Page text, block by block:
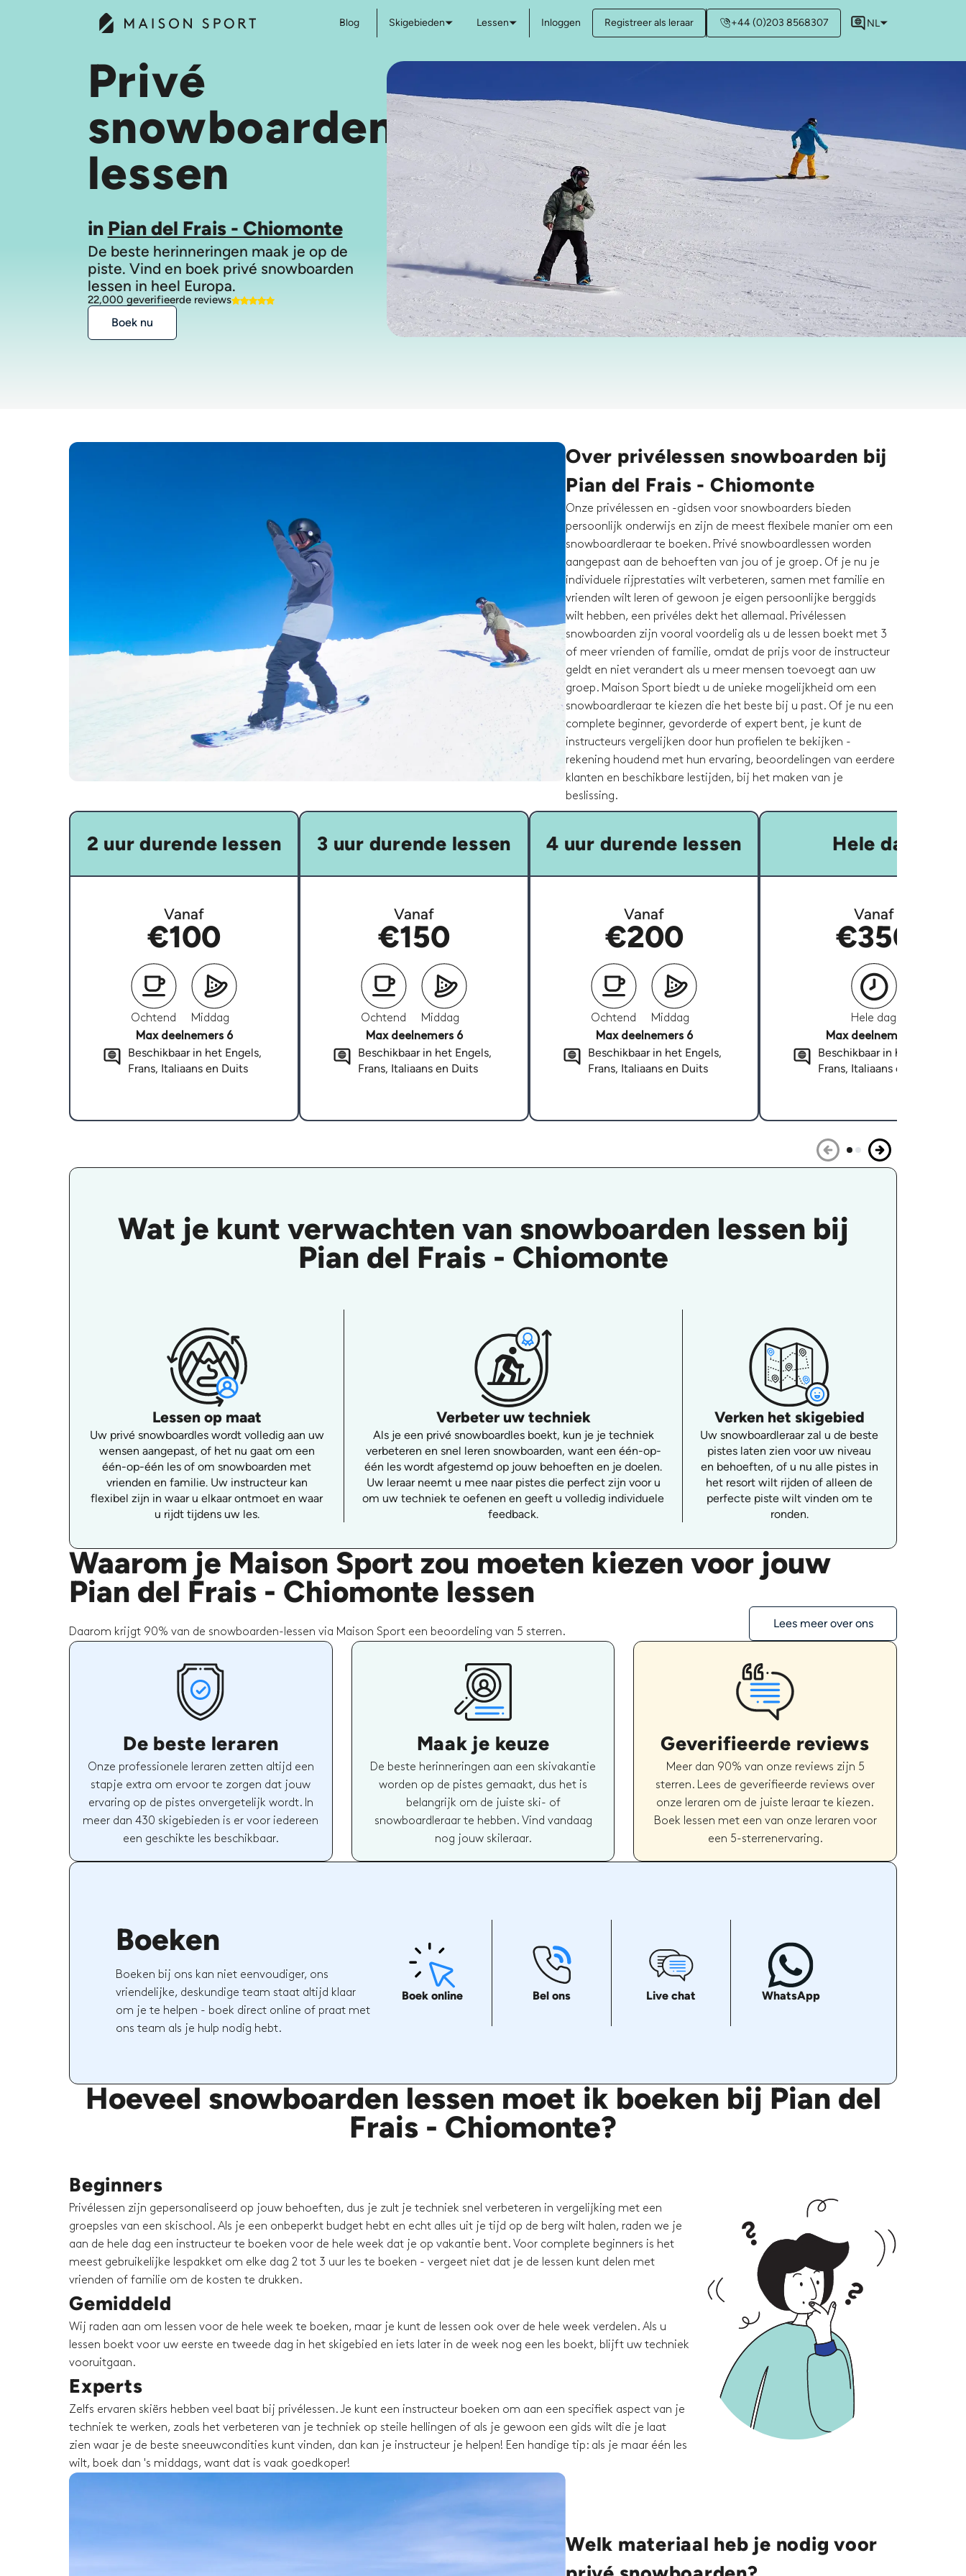
Blog Skigebieden Lessen Inloggen Registreer als leraar +44 (0)203 8568307 NL
Privé
snowboarden
lessen
in Pian del Frais - Chiomonte
De beste herinneringen maak je op de
piste. Vind en boek privé snowboarden
lessen in heel Europa.
22,000 geverifieerde reviews
Boek nu
Over privélessen snowboarden bij
Pian del Frais - Chiomonte
Onze privélessen en -gidsen voor snowboarders bieden
persoonlijk onderwijs en zijn de meest flexibele manier om een
snowboardleraar te boeken. Privé snowboardlessen worden
aangepast aan de behoeften van jou of je groep. Of je nu je
individuele rijprestaties wilt verbeteren, samen met familie en
vrienden wilt leren of gewoon je eigen persoonlijke berggids
wilt hebben, een privéles dekt het allemaal. Privélessen
snowboarden zijn vooral voordelig als u de lessen boekt met 3
of meer vrienden of familie, omdat de prijs voor de instructeur
geldt en niet verandert als u meer mensen toevoegt aan uw
groep. Maison Sport biedt u de unieke mogelijkheid om een
snowboardleraar te kiezen die het beste bij u past. Of je nu een
complete beginner, gevorderde of expert bent, je kunt de
instructeurs vergelijken door hun profielen te bekijken -
rekening houdend met hun ervaring, beoordelingen van eerdere
klanten en beschikbare lestijden, bij het maken van je
beslissing.
2 uur durende lessen
Vanaf
€100
Ochtend
Middag
Max deelnemers 6
Beschikbaar in het Engels,
Frans, Italiaans en Duits
3 uur durende lessen
Vanaf
€150
Ochtend
Middag
Max deelnemers 6
Beschikbaar in het Engels,
Frans, Italiaans en Duits
4 uur durende lessen
Vanaf
€200
Ochtend
Middag
Max deelnemers 6
Beschikbaar in het Engels,
Frans, Italiaans en Duits
Hele dag
Vanaf
€350
Hele dag
Max deelnemers 6
Beschikbaar in het Engels,
Frans, Italiaans en Duits
Wat je kunt verwachten van snowboarden lessen bij
Pian del Frais - Chiomonte
Lessen op maat
Uw privé snowboardles wordt volledig aan uw
wensen aangepast, of het nu gaat om een
één-op-één les of om snowboarden met
vrienden en familie. Uw instructeur kan
flexibel zijn in waar u elkaar ontmoet en waar
u rijdt tijdens uw les.
Verbeter uw techniek
Als je een privé snowboardles boekt, kun je je techniek
verbeteren en snel leren snowboarden, want een één-op-
één les wordt afgestemd op jouw behoeften en je doelen.
Uw leraar neemt u mee naar pistes die perfect zijn voor u
om uw techniek te oefenen en geeft u volledig individuele
feedback.
Verken het skigebied
Uw snowboardleraar zal u de beste
pistes laten zien voor uw niveau
en behoeften, of u nu alle pistes in
het resort wilt rijden of alleen de
perfecte piste wilt vinden om te
ronden.
Waarom je Maison Sport zou moeten kiezen voor jouw
Pian del Frais - Chiomonte lessen
Daarom krijgt 90% van de snowboarden-lessen via Maison Sport een beoordeling van 5 sterren.
Lees meer over ons
De beste leraren
Onze professionele leraren zetten altijd een
stapje extra om ervoor te zorgen dat jouw
ervaring op de pistes onvergetelijk wordt. In
meer dan 430 skigebieden is er voor iedereen
een geschikte les beschikbaar.
Maak je keuze
De beste herinneringen aan een skivakantie
worden op de pistes gemaakt, dus het is
belangrijk om de juiste ski- of
snowboardleraar te hebben. Vind vandaag
nog jouw skileraar.
Geverifieerde reviews
Meer dan 90% van onze reviews zijn 5
sterren. Lees de geverifieerde reviews over
onze leraren om de juiste leraar te kiezen.
Boek lessen met een van onze leraren voor
een 5-sterrenervaring.
Boeken
Boeken bij ons kan niet eenvoudiger, ons
vriendelijke, deskundige team staat altijd klaar
om je te helpen - boek direct online of praat met
ons team als je hulp nodig hebt.
Boek online Bel ons Live chat WhatsApp
Hoeveel snowboarden lessen moet ik boeken bij Pian del
Frais - Chiomonte?
Beginners
Privélessen zijn gepersonaliseerd op jouw behoeften, dus je zult je techniek snel verbeteren in vergelijking met een
groepsles van een skischool. Als je een onbeperkt budget hebt en echt alles uit je tijd op de berg wilt halen, raden we je
aan de hele dag een instructeur te boeken voor de hele week dat je op vakantie bent. Voor complete beginners is het
meest gebruikelijke lespakket om elke dag 2 tot 3 uur les te boeken - vergeet niet dat je de lessen kunt delen met
vrienden of familie om de kosten te drukken.
Gemiddeld
Wij raden aan om lessen voor de hele week te boeken, maar je kunt de lessen ook over de hele week verdelen. Als u
lessen boekt voor uw eerste en tweede dag in het skigebied en iets later in de week nog een les boekt, blijft uw techniek
vooruitgaan.
Experts
Zelfs ervaren skiërs hebben veel baat bij privélessen. Je kunt een instructeur boeken om aan een specifiek aspect van je
techniek te werken, zoals het verbeteren van je techniek op steile hellingen of als je gewoon een gids wilt die je laat
zien waar je de beste sneeuwcondities kunt vinden, dan kan je instructeur je helpen! Een handige tip: als je maar één les
wilt, boek dan 's middags, want dat is vaak goedkoper!
Welk materiaal heb je nodig voor